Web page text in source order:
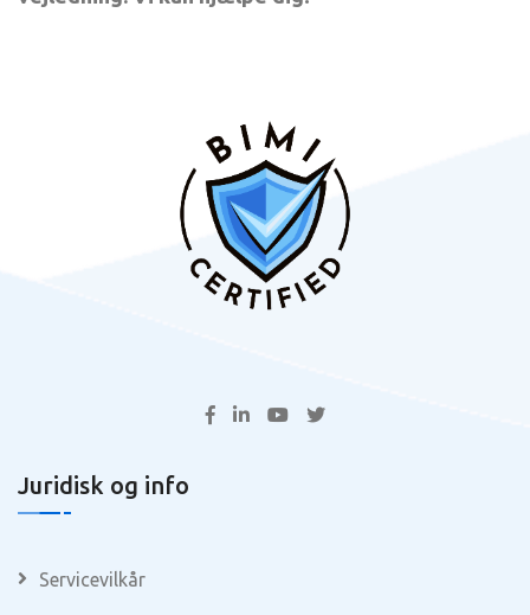
Juridisk og info
Servicevilkår